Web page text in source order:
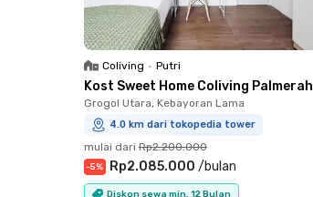
Coliving • Putri
Kost Sweet Home Coliving Palmerah
Grogol Utara, Kebayoran Lama
4.0 km dari tokopedia tower
mulai dari Rp2.200.000
-5% Rp2.085.000 /bulan
Diskon sewa min. 12 Bulan